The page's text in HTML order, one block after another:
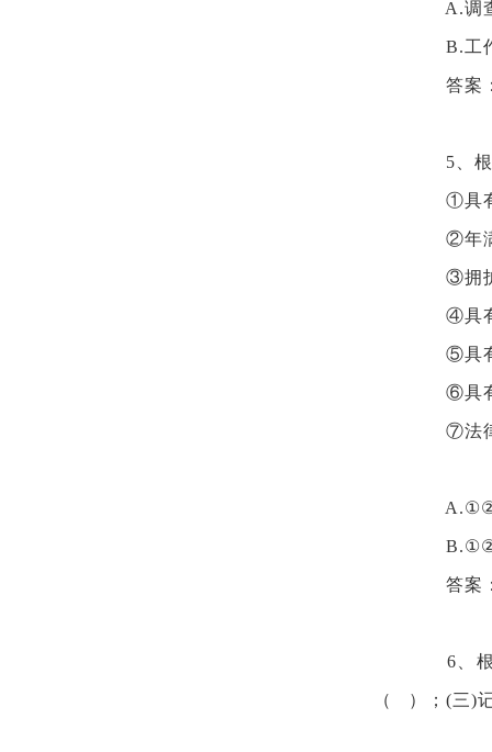
A.调
B.工
答案
5、
①具
②年
③拥
④具
⑤具
⑥具
⑦法
答案
6、
（ ）；(三)